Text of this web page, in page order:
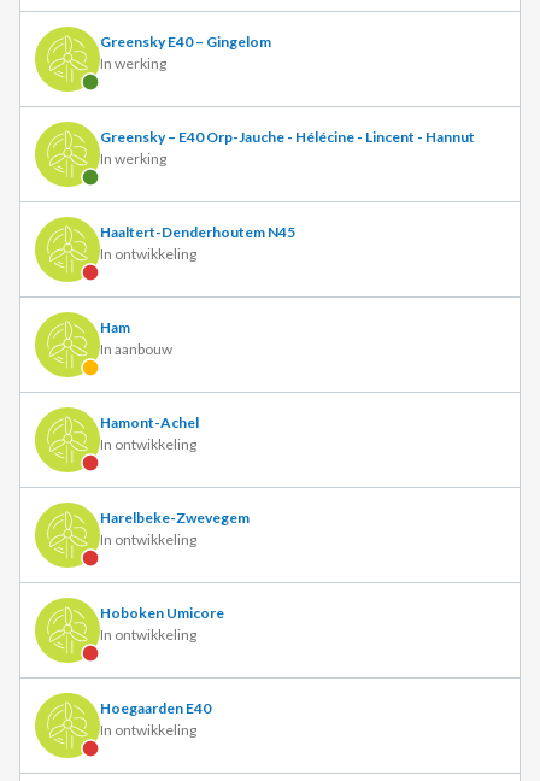
Greensky E40 – Gingelom
In werking
Greensky – E40 Orp-Jauche - Hélécine - Lincent - Hannut
In werking
Haaltert-Denderhoutem N45
In ontwikkeling
Ham
In aanbouw
Hamont-Achel
In ontwikkeling
Harelbeke-Zwevegem
In ontwikkeling
Hoboken Umicore
In ontwikkeling
Hoegaarden E40
In ontwikkeling